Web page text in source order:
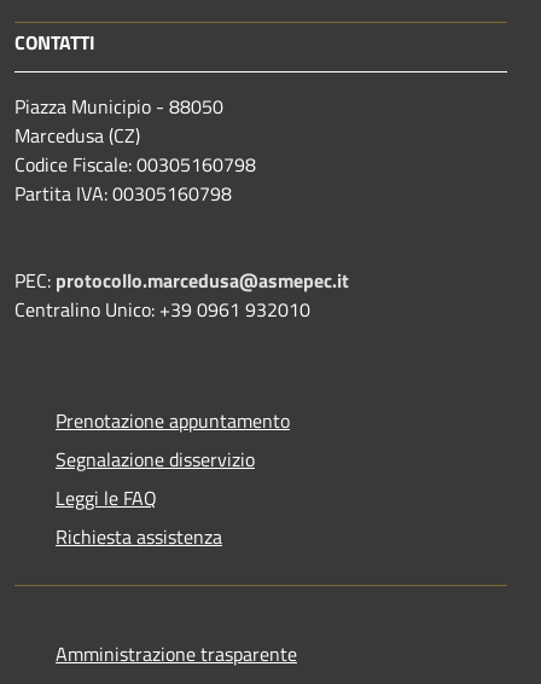
CONTATTI
Piazza Municipio - 88050
Marcedusa (CZ)
Codice Fiscale: 00305160798
Partita IVA: 00305160798
PEC: protocollo.marcedusa@asmepec.it
Centralino Unico: +39 0961 932010
Prenotazione appuntamento
Segnalazione disservizio
Leggi le FAQ
Richiesta assistenza
Amministrazione trasparente